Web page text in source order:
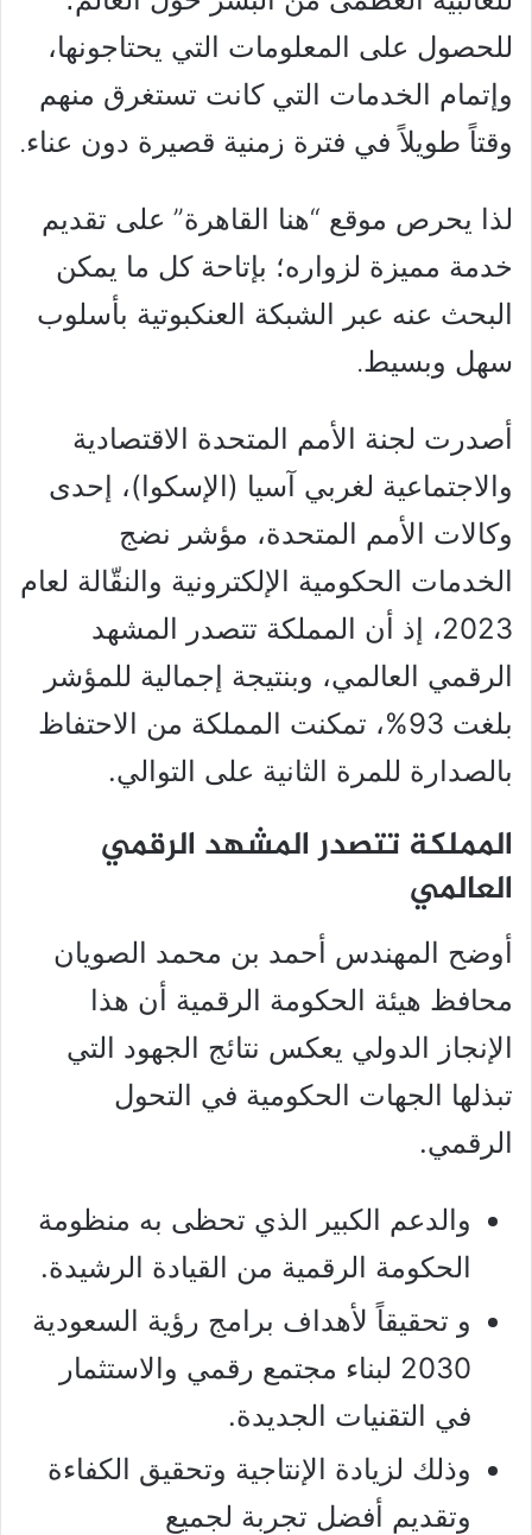
للحصول على المعلومات التي يحتاجونها،
وإتمام الخدمات التي كانت تستغرق منهم
وقتاً طويلاً في فترة زمنية قصيرة دون عناء.
لذا يحرص موقع “هنا القاهرة” على تقديم
خدمة مميزة لزواره؛ بإتاحة كل ما يمكن
البحث عنه عبر الشبكة العنكبوتية بأسلوب
سهل وبسيط.
أصدرت لجنة الأمم المتحدة الاقتصادية
والاجتماعية لغربي آسيا (الإسكوا)، إحدى
وكالات الأمم المتحدة، مؤشر نضج
الخدمات الحكومية الإلكترونية والنقّالة لعام
2023، إذ أن المملكة تتصدر المشهد
الرقمي العالمي، وبنتيجة إجمالية للمؤشر
بلغت 93%، تمكنت المملكة من الاحتفاظ
بالصدارة للمرة الثانية على التوالي.
المملكة تتصدر المشهد الرقمي
العالمي
أوضح المهندس أحمد بن محمد الصويان
محافظ هيئة الحكومة الرقمية أن هذا
الإنجاز الدولي يعكس نتائج الجهود التي
تبذلها الجهات الحكومية في التحول
الرقمي.
والدعم الكبير الذي تحظى به منظومة
الحكومة الرقمية من القيادة الرشيدة.
و تحقيقاً لأهداف برامج رؤية السعودية
2030 لبناء مجتمع رقمي والاستثمار
في التقنيات الجديدة.
وذلك لزيادة الإنتاجية وتحقيق الكفاءة
وتقديم أفضل تجربة لجميع